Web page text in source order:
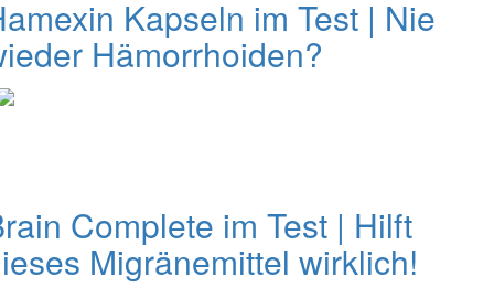
Kapseln im Test | Nie
Hämorrhoiden?
Complete im Test | Hilft
Migränemittel wirklich!